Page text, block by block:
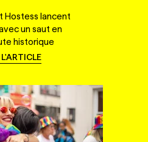
Hostess lancent
un saut en
historique
L'ARTICLE